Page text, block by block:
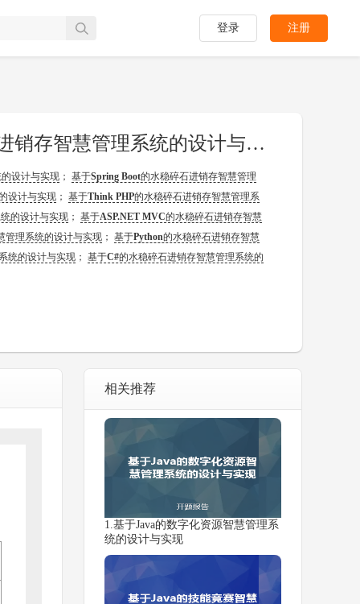
登录 注册
[开题报告]基于Java的水稳碎石进销存智慧管理系统的设计与实现
设计与实现 ； 基于Spring Boot的水稳碎石进销存智慧管理
设计与实现 ； 基于Think PHP的水稳碎石进销存智慧管理系
的设计与实现 ； 基于ASP.NET MVC的水稳碎石进销存智慧
管理系统的设计与实现 ； 基于Python的水稳碎石进销存智慧
统的设计与实现 ； 基于C#的水稳碎石进销存智慧管理系统的
相关推荐
1.基于Java的数字化资源智慧管理系
统的设计与实现